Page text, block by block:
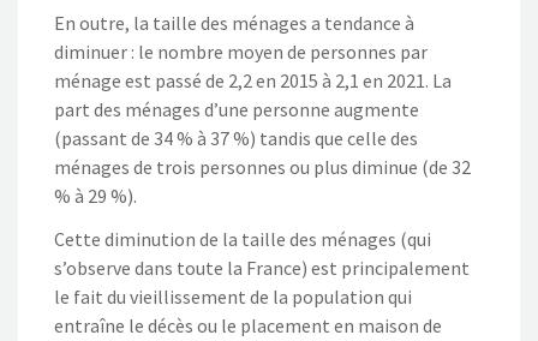
En outre, la taille des ménages a tendance à
diminuer : le nombre moyen de personnes par
ménage est passé de 2,2 en 2015 à 2,1 en 2021. La
part des ménages d’une personne augmente
(passant de 34 % à 37 %) tandis que celle des
ménages de trois personnes ou plus diminue (de 32
% à 29 %).
Cette diminution de la taille des ménages (qui
s’observe dans toute la France) est principalement
le fait du vieillissement de la population qui
entraîne le décès ou le placement en maison de